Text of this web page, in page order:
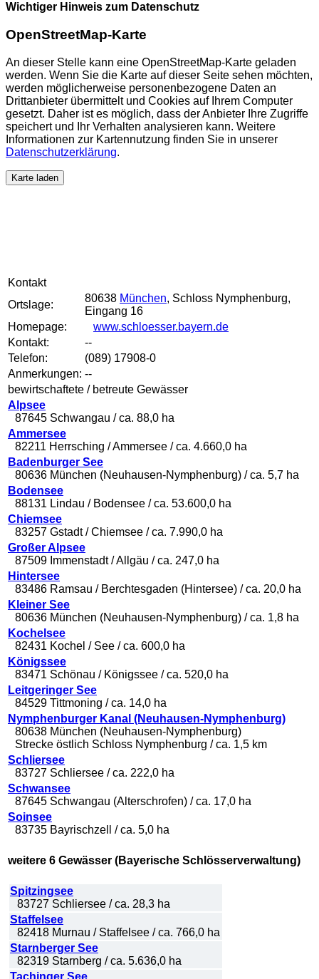
Wichtiger Hinweis zum Datenschutz
OpenStreetMap-Karte
An dieser Stelle kann eine OpenStreetMap-Karte geladen
werden. Wenn Sie die Karte auf dieser Seite sehen möchten,
werden möglicherweise personenbezogene Daten an
Drittanbieter übermittelt und Cookies auf Ihrem Computer
gesetzt. Daher ist es möglich, dass der Anbieter Ihre Zugriffe
speichert und Ihr Verhalten analysieren kann. Weitere
Informationen zur Kartennutzung finden Sie in unserer
Datenschutzerklärung.
Karte laden
Kontakt
Ortslage:
80638 München, Schloss Nymphenburg,
Eingang 16
Homepage:
www.schloesser.bayern.de
Kontakt:
--
Telefon:
(089) 17908-0
Anmerkungen: --
bewirtschaftete / betreute Gewässer
Alpsee
87645 Schwangau / ca. 88,0 ha
Ammersee
82211 Herrsching / Ammersee / ca. 4.660,0 ha
Badenburger See
80636 München (Neuhausen-Nymphenburg) / ca. 5,7 ha
Bodensee
88131 Lindau / Bodensee / ca. 53.600,0 ha
Chiemsee
83257 Gstadt / Chiemsee / ca. 7.990,0 ha
Großer Alpsee
87509 Immenstadt / Allgäu / ca. 247,0 ha
Hintersee
83486 Ramsau / Berchtesgaden (Hintersee) / ca. 20,0 ha
Kleiner See
80636 München (Neuhausen-Nymphenburg) / ca. 1,8 ha
Kochelsee
82431 Kochel / See / ca. 600,0 ha
Königssee
83471 Schönau / Königssee / ca. 520,0 ha
Leitgeringer See
84529 Tittmoning / ca. 14,0 ha
Nymphenburger Kanal (Neuhausen-Nymphenburg)
80638 München (Neuhausen-Nymphenburg)
Strecke östlich Schloss Nymphenburg / ca. 1,5 km
Schliersee
83727 Schliersee / ca. 222,0 ha
Schwansee
87645 Schwangau (Alterschrofen) / ca. 17,0 ha
Soinsee
83735 Bayrischzell / ca. 5,0 ha
weitere 6 Gewässer (Bayerische Schlösserverwaltung)
Spitzingsee
83727 Schliersee / ca. 28,3 ha
Staffelsee
82418 Murnau / Staffelsee / ca. 766,0 ha
Starnberger See
82319 Starnberg / ca. 5.636,0 ha
Tachinger See